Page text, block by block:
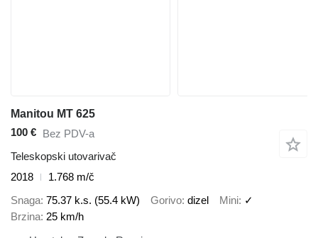
Manitou MT 625
100 € Bez PDV-a
Teleskopski utovarivač
2018
1.768 m/č
Snaga 75.37 k.s. (55.4 kW) Gorivo dizel Mini ✓
Brzina 25 km/h